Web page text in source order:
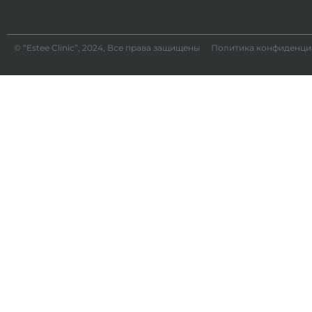
© “Estee Clinic”, 2024, Все права защищены Политика